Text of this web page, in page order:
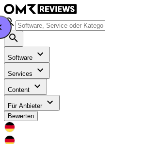
Software
Services
Content
Für Anbieter
Bewerten